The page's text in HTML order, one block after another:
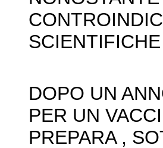
DOPO UN
PER UN
PREPARA ,